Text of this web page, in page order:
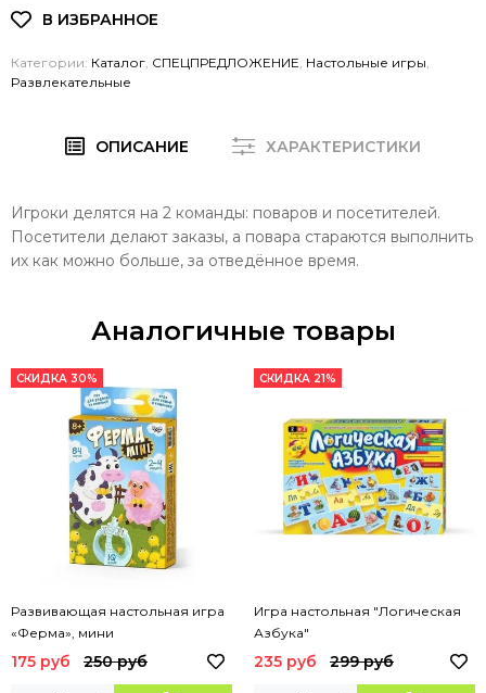
Категории: Каталог СПЕЦПРЕДЛОЖЕНИЕ Настольные игры
Развлекательные
ОПИСАНИЕ ХАРАКТЕРИСТИКИ
Игроки делятся на 2 команды: поваров и посетителей.
Посетители делают заказы, а повара стараются выполнить
их как можно больше, за отведённое время.
Аналогичные товары
СКИДКА 30%
Развивающая настольная игра
«Ферма», мини
175 руб 250 руб
СКИДКА 21%
Игра настольная "Логическая
Азбука"
235 руб 299 руб